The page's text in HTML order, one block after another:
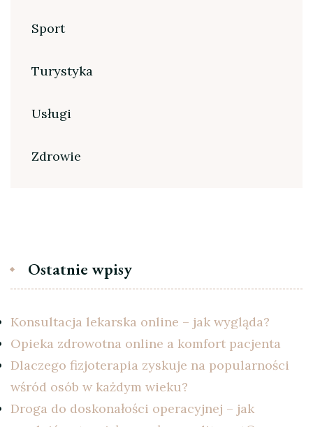
Sport
Turystyka
Usługi
Zdrowie
Ostatnie wpisy
Konsultacja lekarska online – jak wygląda?
Opieka zdrowotna online a komfort pacjenta
Dlaczego fizjoterapia zyskuje na popularności
wśród osób w każdym wieku?
Droga do doskonałości operacyjnej – jak